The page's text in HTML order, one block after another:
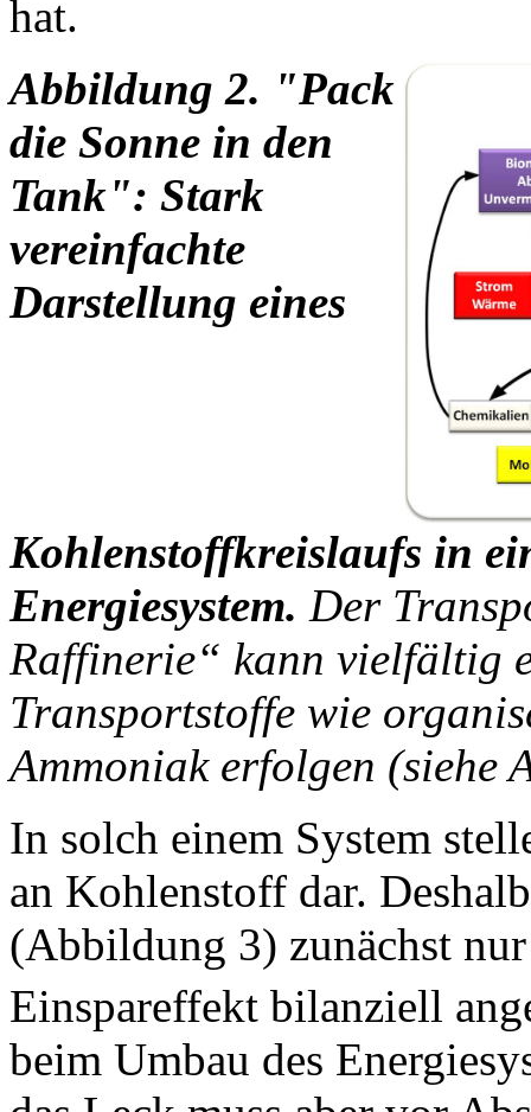
hat.
Abbildung 2. "Pack
die Sonne in den
Tank": Stark
vereinfachte
Darstellung eines
Kohlenstoffkreislaufs in
Energiesystem. Der
Raffinerie“ kann vielfältig
Transportstoffe wie
Ammoniak erfolgen (siehe
In solch einem System
an Kohlenstoff dar.
(Abbildung 3) zunächst
Einspareffekt bilanziell
beim Umbau des